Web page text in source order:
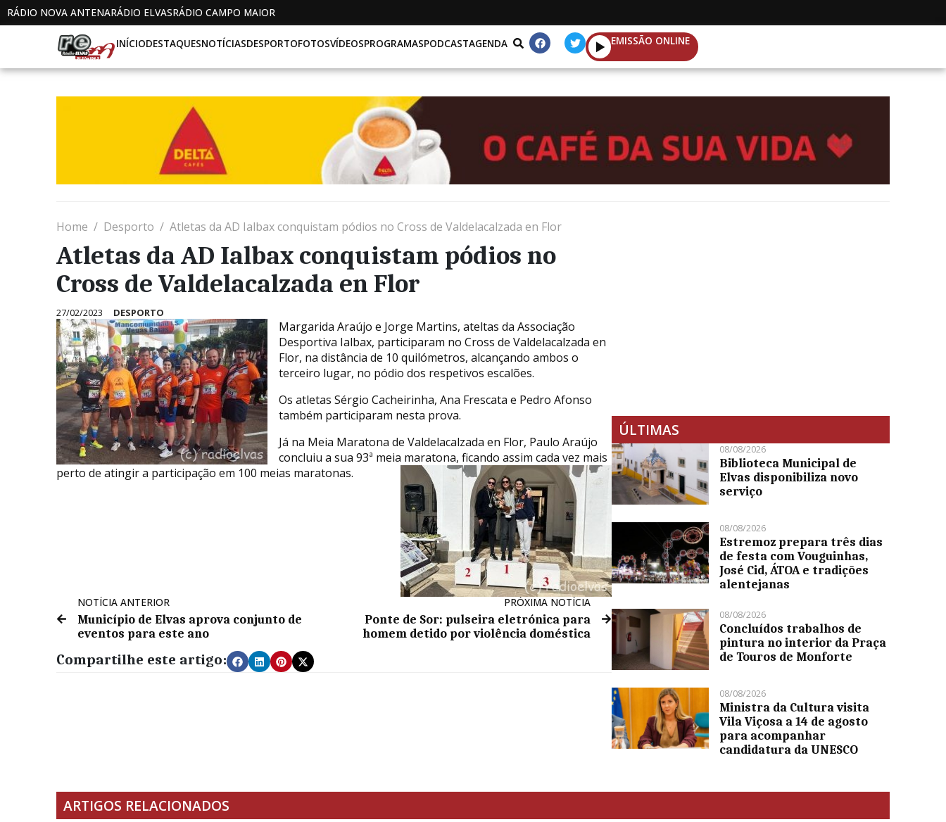
RÁDIO NOVA ANTENARÁDIO ELVASRÁDIO CAMPO MAIOR
INÍCIODESTAQUESNOTÍCIASDESPORTOFOTOSVÍDEOSPROGRAMASPODCASTAGENDA EMISSÃO ONLINE
Home Desporto Atletas da AD Ialbax conquistam pódios no Cross de Valdelacalzada en Flor
Atletas da AD Ialbax conquistam pódios no
Cross de Valdelacalzada en Flor
27/02/2023 DESPORTO
Margarida Araújo e Jorge Martins, ateltas da Associação
Desportiva Ialbax, participaram no Cross de Valdelacalzada en
Flor, na distância de 10 quilómetros, alcançando ambos o
terceiro lugar, no pódio dos respetivos escalões.
Os atletas Sérgio Cacheirinha, Ana Frescata e Pedro Afonso
também participaram nesta prova.
Já na Meia Maratona de Valdelacalzada en Flor, Paulo Araújo
concluiu a sua 93ª meia maratona, ficando assim cada vez mais
perto de atingir a participação em 100 meias maratonas.
NOTÍCIA ANTERIOR
Município de Elvas aprova conjunto de
eventos para este ano
PRÓXIMA NOTÍCIA
Ponte de Sor: pulseira eletrónica para
homem detido por violência doméstica
Compartilhe este artigo:
ÚLTIMAS
08/08/2026
Biblioteca Municipal de
Elvas disponibiliza novo
serviço
08/08/2026
Estremoz prepara três dias
de festa com Vouguinhas,
José Cid, ÁTOA e tradições
alentejanas
08/08/2026
Concluídos trabalhos de
pintura no interior da Praça
de Touros de Monforte
08/08/2026
Ministra da Cultura visita
Vila Viçosa a 14 de agosto
para acompanhar
candidatura da UNESCO
ARTIGOS RELACIONADOS